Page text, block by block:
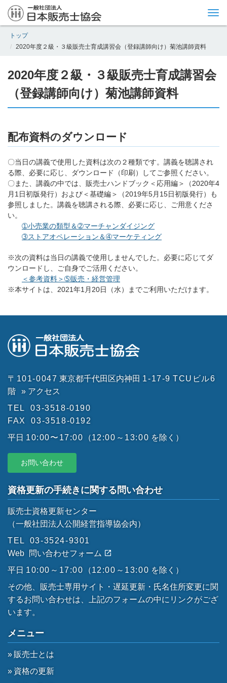
トップ
2020年度２級・３級販売士育成講習会（登録講師向け）菊池講師資料
2020年度２級・３級販売士育成講習会
（登録講師向け）菊池講師資料
配布資料のダウンロード
〇当日の講義で使用した資料は次の２種類です。講義を聴講され
る際、必要に応じ、ダウンロード（印刷）してご参照ください。
〇また、講義の中では、販売士ハンドブック＜応用編＞（2020年4
月1日初版発行）および＜基礎編＞（2019年5月15日初版発行）も
参照しました。講義を聴講される際、必要に応じ、ご用意くださ
い。
➀小売業の類型＆➁マーチャンダイジング
➂ストアオペレーション＆➃マーケティング
※次の資料は当日の講義で使用しませんでした。必要に応じてダ
ウンロードし、ご自身でご活用ください。
＜参考資料＞➄販売・経営管理
※本サイトは、2021年1月20日（水）までご利用いただけます。
〒101-0047 東京都千代田区内神田 1-17-9 TCUビル6
階
» アクセス
TEL
03-3518-0190
FAX
03-3518-0192
平日 10:00〜17:00 （12:00～13:00 を除く）
お問い合わせ
資格更新の手続きに関する問い合わせ
販売士資格更新センター
（一般社団法人公開経営指導協会内）
TEL
03-3524-9301
Web
問い合わせフォーム
平日 10:00～17:00 （12:00～13:00 を除く）
その他、販売士専用サイト・遅延更新・氏名住所変更に関
するお問い合わせは、上記のフォームの中にリンクがござ
います。
メニュー
販売士とは
資格の更新